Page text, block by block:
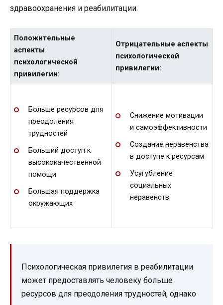
здравоохранения и реабилитации.
Положительные
аспекты
психологической
привилегии:
Отрицательные аспекты
психологической
привилегии:
Больше ресурсов для
преодоления
трудностей
Больший доступ к
высококачественной
помощи
Большая поддержка
окружающих
Снижение мотивации
и самоэффективности
Создание неравенства
в доступе к ресурсам
Усугубление
социальных
неравенств
Психологическая привилегия в реабилитации
может предоставлять человеку больше
ресурсов для преодоления трудностей, однако